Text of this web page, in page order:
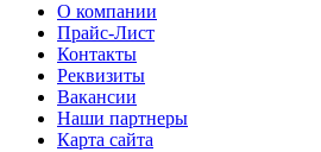
О компании
Прайс-Лист
Контакты
Реквизиты
Вакансии
Наши партнеры
Карта сайта